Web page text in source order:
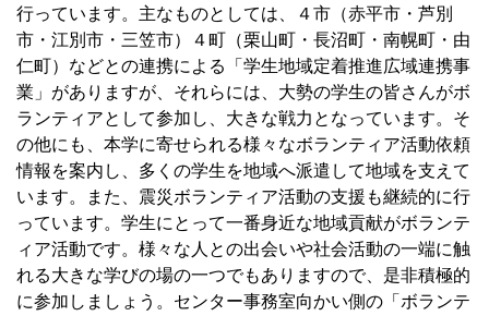
行っています。主なものとしては、４市（赤平市・芦別
市・江別市・三笠市）４町（栗山町・長沼町・南幌町・由
仁町）などとの連携による「学生地域定着推進広域連携事
業」がありますが、それらには、大勢の学生の皆さんがボ
ランティアとして参加し、大きな戦力となっています。そ
の他にも、本学に寄せられる様々なボランティア活動依頼
情報を案内し、多くの学生を地域へ派遣して地域を支えて
います。また、震災ボランティア活動の支援も継続的に行
っています。学生にとって一番身近な地域貢献がボランテ
ィア活動です。様々な人との出会いや社会活動の一端に触
れる大きな学びの場の一つでもありますので、是非積極的
に参加しましょう。センター事務室向かい側の「ボランテ